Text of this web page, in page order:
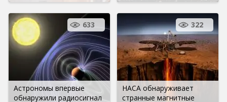
Астрономы впервые
обнаружили радиосигнал
633
НАСА обнаруживает
странные магнитные
322